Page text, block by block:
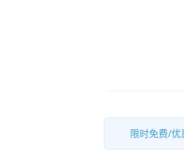
限时免费/